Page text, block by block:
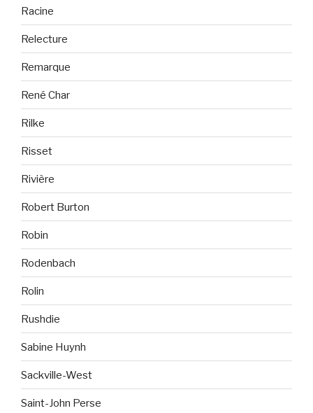
Racine
Relecture
Remarque
René Char
Rilke
Risset
Rivière
Robert Burton
Robin
Rodenbach
Rolin
Rushdie
Sabine Huynh
Sackville-West
Saint-John Perse